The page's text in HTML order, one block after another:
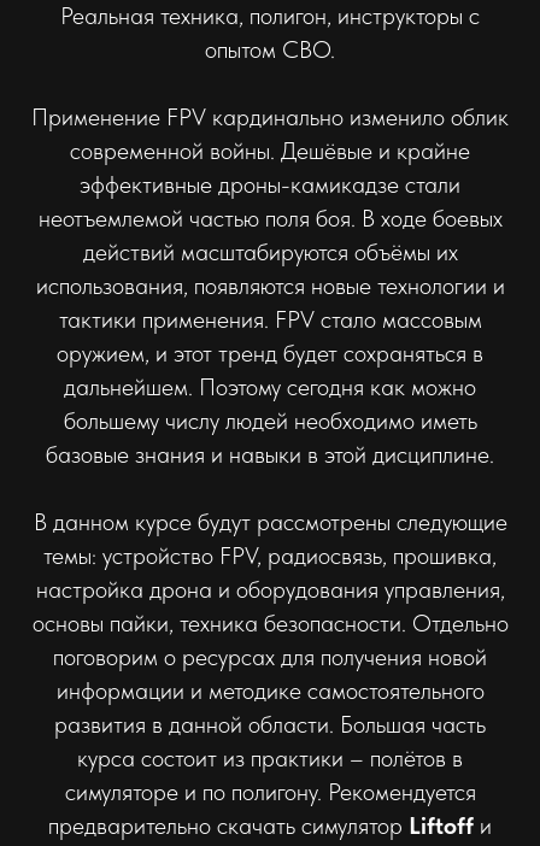
Реальная техника, полигон, инструкторы с
опытом СВО.
Применение FPV кардинально изменило облик
современной войны. Дешёвые и крайне
эффективные дроны-камикадзе стали
неотъемлемой частью поля боя. В ходе боевых
действий масштабируются объёмы их
использования, появляются новые технологии и
тактики применения. FPV стало массовым
оружием, и этот тренд будет сохраняться в
дальнейшем. Поэтому сегодня как можно
большему числу людей необходимо иметь
базовые знания и навыки в этой дисциплине.
В данном курсе будут рассмотрены следующие
темы: устройство FPV, радиосвязь, прошивка,
настройка дрона и оборудования управления,
основы пайки, техника безопасности. Отдельно
поговорим о ресурсах для получения новой
информации и методике самостоятельного
развития в данной области. Большая часть
курса состоит из практики – полётов в
симуляторе и по полигону. Рекомендуется
предварительно скачать симулятор Liftoff и